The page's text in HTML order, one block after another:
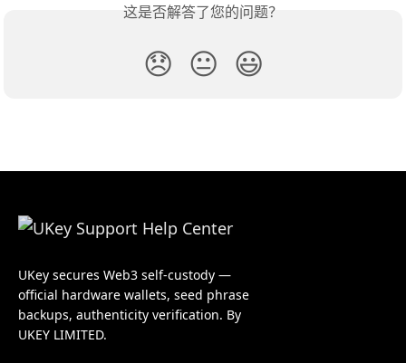
这是否解答了您的问题？
😞 😐 😃
UKey secures Web3 self-custody —
official hardware wallets, seed phrase
backups, authenticity verification. By
UKEY LIMITED.